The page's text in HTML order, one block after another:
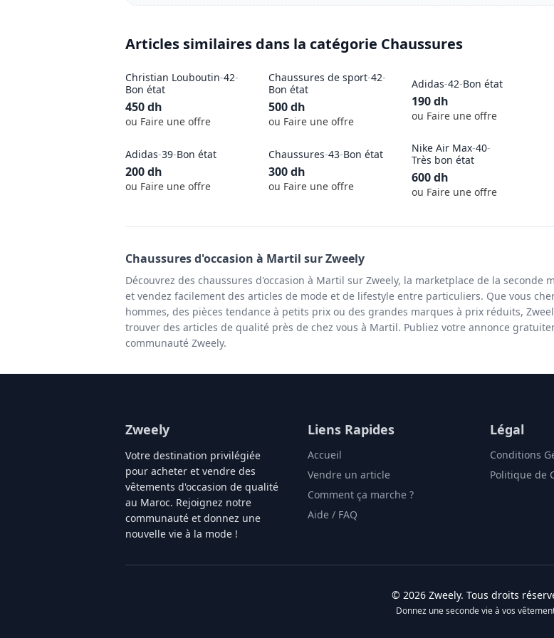
Articles similaires dans la catégorie Chaussures
Christian Louboutin-42-
Bon état
450dh
ou Faire une offre
Chaussures de sport-42-
Bon état
500dh
ou Faire une offre
Adidas-42-Bon état
190dh
ou Faire une offre
Adidas-39-Bon état
200dh
ou Faire une offre
Chaussures-43-Bon état
300dh
ou Faire une offre
Nike Air Max-40-
Très bon état
600dh
ou Faire une offre
Chaussuresd'occasion à Martil sur Zweely
Découvrez des chaussures d'occasion à Martil sur Zweely, la marketplace de la seconde
et vendez facilement des articles de mode et de lifestyle entre particuliers. Que vous
hommes, des pièces tendance à petits prix ou des grandes marques à prix réduits,
trouver des articles de qualité près de chez vous à Martil. Publiez votre annonce
communauté Zweely.
Zweely
Votre destination privilégiée
pour acheter et vendre des
vêtements d'occasion de qualité
au Maroc. Rejoignez notre
communauté et donnez une
nouvelle vie à la mode !
Liens Rapides
Accueil
Vendre un article
Comment ça marche ?
Aide / FAQ
Légal
Conditions
Politique de
© 2026 Zweely. Tous droits
Donnez une seconde vie à vos